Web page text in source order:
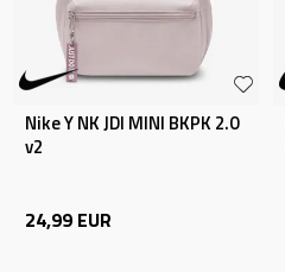
Nike Y NK JDI MINI BKPK 2.0
v2
24,99 EUR